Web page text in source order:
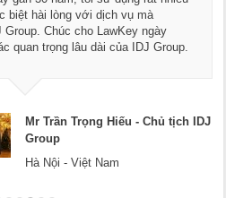
biệt hài lòng với dịch vụ mà
Group. Chúc cho LawKey ngày
quan trọng lâu dài của IDJ Group.
Mr Trần Trọng Hiếu - Chủ tịch IDJ
Group
Hà Nội - Việt Nam